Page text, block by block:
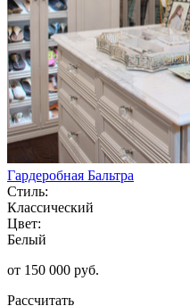
Гардеробная Бальтра
Стиль:
Классический
Цвет:
Белый
от 150 000 руб.
Рассчитать